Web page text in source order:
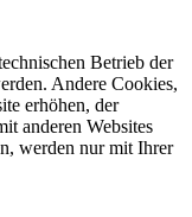
Betrieb der
Andere Cookies,
erhöhen, der
anderen Websites
werden nur mit Ihrer